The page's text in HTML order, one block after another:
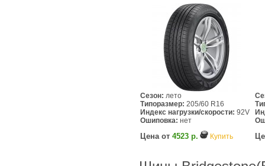
Сезон: лето
Типоразмер: 205/60 R16
Индекс нагрузки/скорости: 92V
Ошиповка: нет
Цена от 4523 р. Купить